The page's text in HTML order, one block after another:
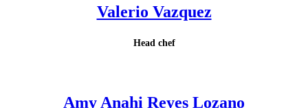
Valerio Vazquez
Head chef
Amy Anahi Reyes Lozano